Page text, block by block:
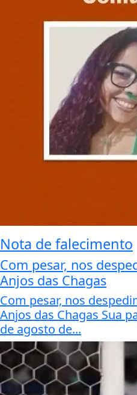
Nota de falecimento
Com pesar, nos
Anjos das Chagas
Com pesar, nos
Anjos das Chagas Sua
de agosto de...